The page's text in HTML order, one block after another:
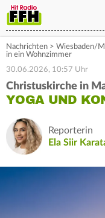
Nachrichten > Wiesbaden/
in ein Wohnzimmer
30.06.2026, 10:57 Uhr
Christuskirche in
YOGA UND
Reporterin
Ela Siir